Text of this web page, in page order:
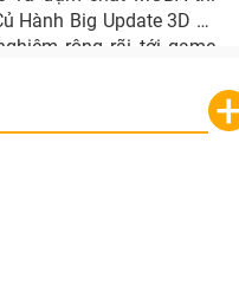
Hành Big Update 3D sẽ
rộng rãi tới game